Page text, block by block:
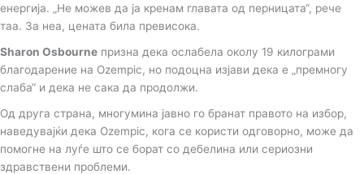
енергија. „Не можев да ја кренам главата од перницата“, рече
таа. За неа, цената била превисока.
Sharon Osbourne призна дека ослабела околу 19 килограми
благодарение на Ozempic, но подоцна изјави дека е „премногу
слаба“ и дека не сака да продолжи.
Од друга страна, многумина јавно го бранат правото на избор,
наведувајќи дека Ozempic, кога се користи одговорно, може да
помогне на луѓе што се борат со дебелина или сериозни
здравствени проблеми.